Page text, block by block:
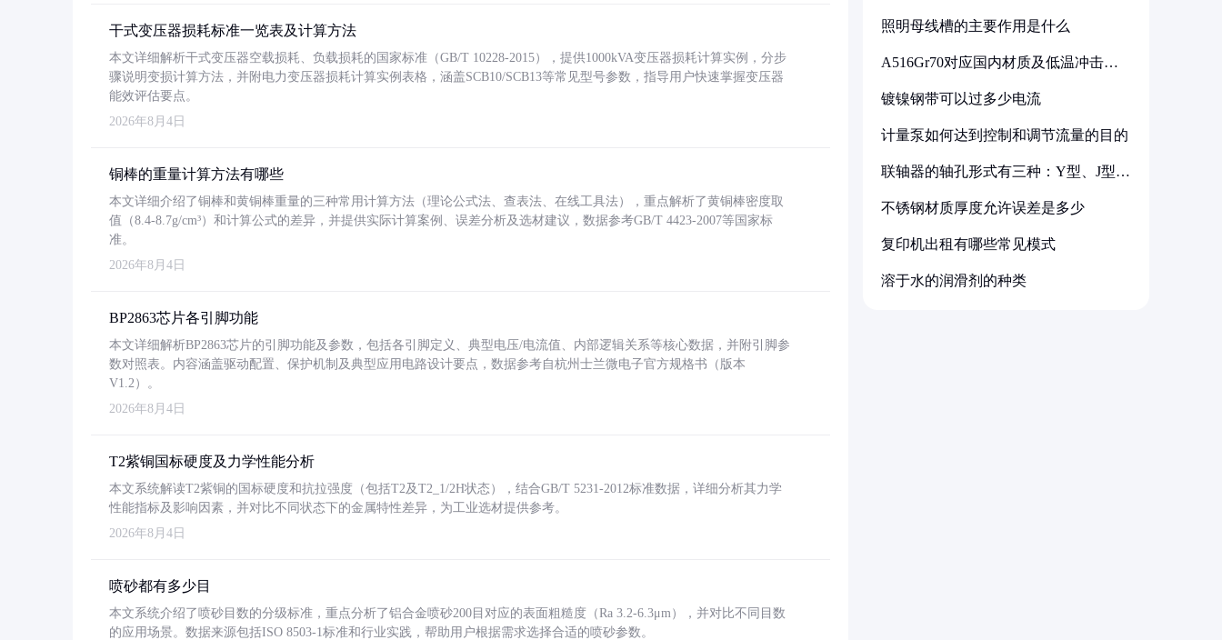
干式变压器损耗标准一览表及计算方法
本文详细解析干式变压器空载损耗、负载损耗的国家标准（GB/T 10228-2015），提供1000kVA变压器损耗计算实例，分步
骤说明变损计算方法，并附电力变压器损耗计算实例表格，涵盖SCB10/SCB13等常见型号参数，指导用户快速掌握变压器
能效评估要点。
2026年8月4日
铜棒的重量计算方法有哪些
本文详细介绍了铜棒和黄铜棒重量的三种常用计算方法（理论公式法、查表法、在线工具法），重点解析了黄铜棒密度取
值（8.4-8.7g/cm³）和计算公式的差异，并提供实际计算案例、误差分析及选材建议，数据参考GB/T 4423-2007等国家标
准。
2026年8月4日
BP2863芯片各引脚功能
本文详细解析BP2863芯片的引脚功能及参数，包括各引脚定义、典型电压/电流值、内部逻辑关系等核心数据，并附引脚参
数对照表。内容涵盖驱动配置、保护机制及典型应用电路设计要点，数据参考自杭州士兰微电子官方规格书（版本
V1.2）。
2026年8月4日
T2紫铜国标硬度及力学性能分析
本文系统解读T2紫铜的国标硬度和抗拉强度（包括T2及T2_1/2H状态），结合GB/T 5231-2012标准数据，详细分析其力学
性能指标及影响因素，并对比不同状态下的金属特性差异，为工业选材提供参考。
2026年8月4日
喷砂都有多少目
本文系统介绍了喷砂目数的分级标准，重点分析了铝合金喷砂200目对应的表面粗糙度（Ra 3.2-6.3μm），并对比不同目数
的应用场景。数据来源包括ISO 8503-1标准和行业实践，帮助用户根据需求选择合适的喷砂参数。
照明母线槽的主要作用是什么
A516Gr70对应国内材质及低温冲击要
镀镍钢带可以过多少电流
计量泵如何达到控制和调节流量的目的
联轴器的轴孔形式有三种：Y型、J型、
不锈钢材质厚度允许误差是多少
复印机出租有哪些常见模式
溶于水的润滑剂的种类